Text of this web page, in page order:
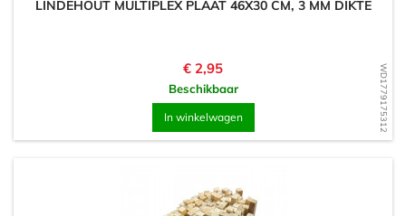
WD1779175312
LINDEHOUT MULTIPLEX PLAAT 46X30 CM, 3 MM DIKTE
Prijs
€ 2,95
Beschikbaar
In winkelwagen